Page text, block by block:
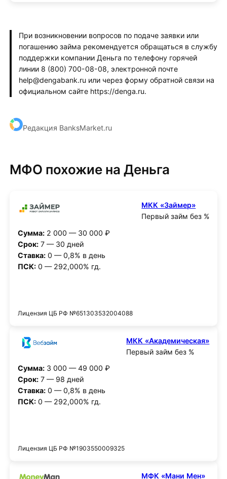
При возникновении вопросов по подаче заявки или
погашению займа рекомендуется обращаться в службу
поддержки компании Деньга по телефону горячей
линии 8 (800) 700-08-08, электронной почте
help@dengabank.ru или через форму обратной связи на
официальном сайте https://denga.ru.
Редакция BanksMarket.ru
МФО похожие на Деньга
МКК «Займер»
Первый займ без %
Сумма:2 000 — 30 000 ₽
Срок:7 — 30 дней
Ставка:0 — 0,8% в день
ПСК:0 — 292,000% гд.
Лицензия ЦБ РФ №651303532004088
МКК «Академическая»
Первый займ без %
Сумма:3 000 — 49 000 ₽
Срок:7 — 98 дней
Ставка:0 — 0,8% в день
ПСК:0 — 292,000% гд.
Лицензия ЦБ РФ №1903550009325
МФК «Мани Мен»